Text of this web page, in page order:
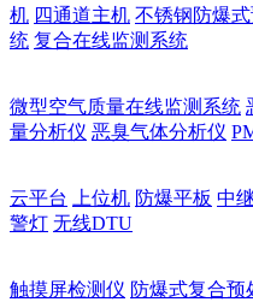
机 四通道主机 不锈钢防爆
统 复合在线监测系统
微型空气质量在线监测系统
量分析仪 恶臭气体分析仪
云平台 上位机 防爆平板 中
警灯 无线DTU
触摸屏检测仪 防爆式复合预